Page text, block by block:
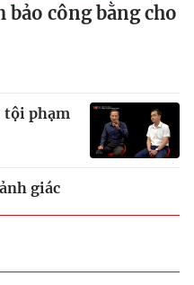
công bằng cho
phạm
giác